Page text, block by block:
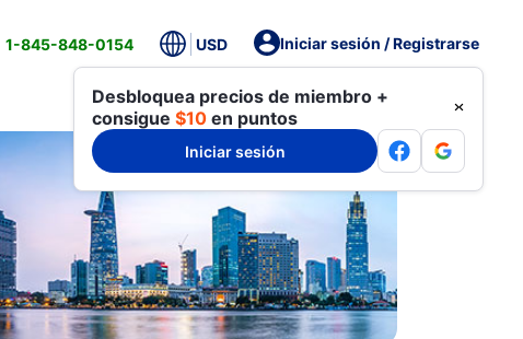
1-845-848-0154 USD Iniciar sesión / Registrarse
Desbloquea precios de miembro +
consigue $10 en puntos
Iniciar sesión